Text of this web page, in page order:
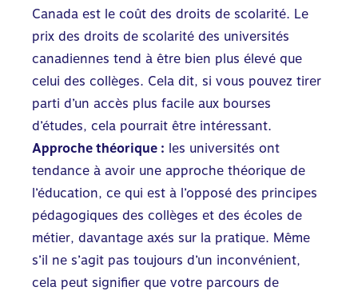
Canada est le coût des droits de scolarité. Le
prix des droits de scolarité des universités
canadiennes tend à être bien plus élevé que
celui des collèges. Cela dit, si vous pouvez tirer
parti d’un accès plus facile aux bourses
d’études, cela pourrait être intéressant.
Approche théorique : les universités ont
tendance à avoir une approche théorique de
l’éducation, ce qui est à l’opposé des principes
pédagogiques des collèges et des écoles de
métier, davantage axés sur la pratique. Même
s’il ne s’agit pas toujours d’un inconvénient,
cela peut signifier que votre parcours de